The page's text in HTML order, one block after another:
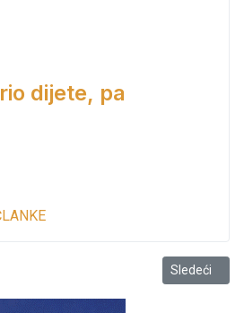
dijete, pa
lišća Sledeći
Sledeći